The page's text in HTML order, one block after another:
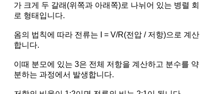
가 크게 두 갈래(위쪽과 아래쪽)로 나뉘어 있는 병렬 회
로 형태입니다.
옴의 법칙에 따라 전류는 I = V/R(전압 / 저항)으로 계산
합니다.
이때 분모에 있는 3은 전체 저항을 계산하고 분수를 약
분하는 과정에서 발생합니다.